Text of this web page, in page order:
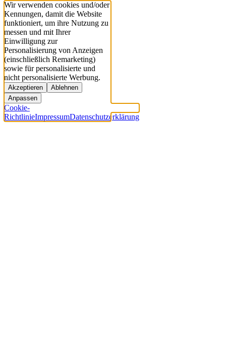
Wir verwenden cookies und/oder
Kennungen, damit die Website
funktioniert, um ihre Nutzung zu
messen und mit Ihrer
Einwilligung zur
Personalisierung von Anzeigen
(einschließlich Remarketing)
sowie für personalisierte und
nicht personalisierte Werbung.
Akzeptieren
Ablehnen
Anpassen
Cookie-
RichtlinieImpressumDatenschutzerklärung